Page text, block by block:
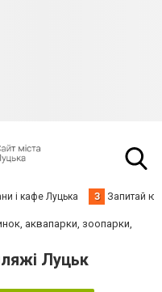
і кафе Луцька З Запитай
аквапарки, зоопарки,
Луцьк